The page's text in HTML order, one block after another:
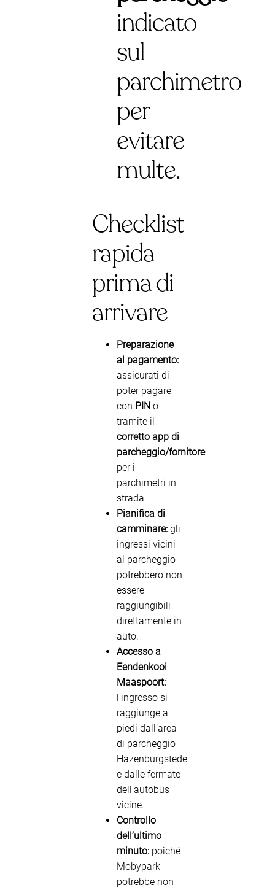
indicato
sul
parchimetro
per
evitare
multe.
Checklist
rapida
prima di
arrivare
Preparazione
al pagamento:
assicurati di
poter pagare
con PIN o
tramite il
corretto app di
parcheggio/fornitore
per i
parchimetri in
strada.
Pianifica di
camminare: gli
ingressi vicini
al parcheggio
potrebbero non
essere
raggiungibili
direttamente in
auto.
Accesso a
Eendenkooi
Maaspoort:
l’ingresso si
raggiunge a
piedi dall’area
di parcheggio
Hazenburgstede
e dalle fermate
dell’autobus
vicine.
Controllo
dell’ultimo
minuto: poiché
Mobypark
potrebbe non